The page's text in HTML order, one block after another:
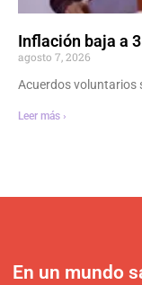
Inflación baja a
agosto 7, 2026
Acuerdos voluntarios
Leer más ›
En un mundo